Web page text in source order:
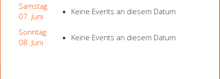
Samstag
07. Juni
Keine Events an diesem Datum
Sonntag
08. Juni
Keine Events an diesem Datum